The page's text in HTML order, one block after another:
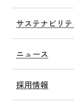
8. 担当部署
本同意書な
ての問い合わ
アシステム
ます。
健康アクト
子ども未来アクト
障がい福祉アクト
グループ情報
沿革
私たちの施設
社会福祉法人洛和
サステナビリテ
トップコミット
SDGsへの取り組み
洛和会健康経営
ESGへの取り組み
ニュース
採用情報
新卒採用